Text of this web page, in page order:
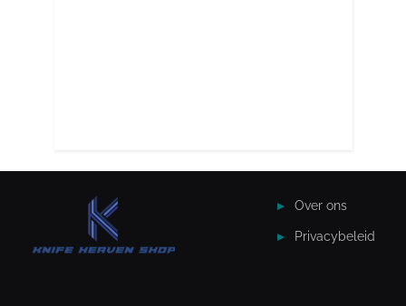
Over ons
Privacybeleid